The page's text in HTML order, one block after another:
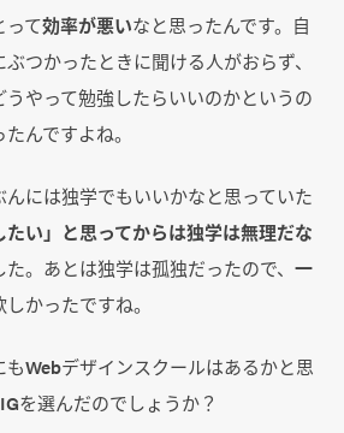
って効率が悪いなと思ったんです。自
つかったときに聞ける人がおらず、
やって勉強したらいいのかというの
んですよね。
には独学でもいいかなと思っていた
たい」と思ってからは独学は無理だな
。あとは独学は孤独だったので、 一
しかったですね。
Webデザインスクールはあるかと思
を選んだのでしょうか？